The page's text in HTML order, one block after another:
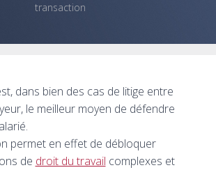
transaction
dans bien des cas de litige entre
le meilleur moyen de défendre
permet en effet de débloquer
de droit du travail complexes et